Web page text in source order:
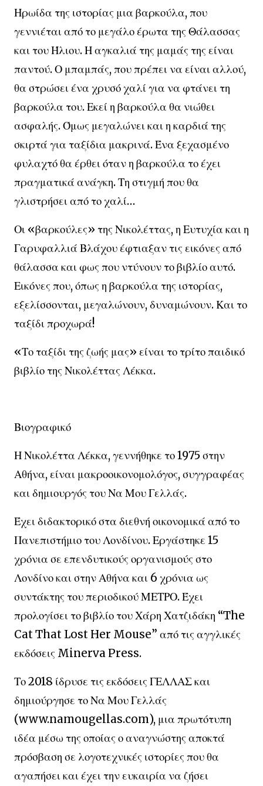
Ηρωίδα της ιστορίας μια βαρκούλα, που
γεννιέται από το μεγάλο έρωτα της Θάλασσας
και του Ήλιου. Η αγκαλιά της μαμάς της είναι
παντού. Ο μπαμπάς, που πρέπει να είναι αλλού,
θα στρώσει ένα χρυσό χαλί για να φτάνει τη
βαρκούλα του. Εκεί η βαρκούλα θα νιώθει
ασφαλής. Όμως μεγαλώνει και η καρδιά της
σκιρτά για ταξίδια μακρινά. Ένα ξεχασμένο
φυλαχτό θα έρθει όταν η βαρκούλα το έχει
πραγματικά ανάγκη. Τη στιγμή που θα
γλιστρήσει από το χαλί…
Οι «βαρκούλες» της Νικολέττας, η Ευτυχία και η
Γαρυφαλλιά Βλάχου έφτιαξαν τις εικόνες από
θάλασσα και φως που ντύνουν το βιβλίο αυτό.
Εικόνες που, όπως η βαρκούλα της ιστορίας,
εξελίσσονται, μεγαλώνουν, δυναμώνουν. Και το
ταξίδι προχωρά!
«Το ταξίδι της ζωής μας» είναι το τρίτο παιδικό
βιβλίο της Νικολέττας Λέκκα.
Βιογραφικό
Η Νικολέττα Λέκκα, γεννήθηκε το 1975 στην
Αθήνα, είναι μακροοικονομολόγος, συγγραφέας
και δημιουργός του Να Μου Γελλάς.
Έχει διδακτορικό στα διεθνή οικονομικά από το
Πανεπιστήμιο του Λονδίνου. Εργάστηκε 15
χρόνια σε επενδυτικούς οργανισμούς στο
Λονδίνο και στην Αθήνα και 6 χρόνια ως
συντάκτης του περιοδικού ΜΕΤΡΟ. Έχει
προλογίσει το βιβλίο του Χάρη Χατζιδάκη “The
Cat That Lost Her Mouse” από τις αγγλικές
εκδόσεις Minerva Press.
Το 2018 ίδρυσε τις εκδόσεις ΓΕΛΛΑΣ και
δημιούργησε το Να Μου Γελλάς
(www.namougellas.com), μια πρωτότυπη
ιδέα μέσω της οποίας ο αναγνώστης αποκτά
πρόσβαση σε λογοτεχνικές ιστορίες που θα
αγαπήσει και έχει την ευκαιρία να ζήσει